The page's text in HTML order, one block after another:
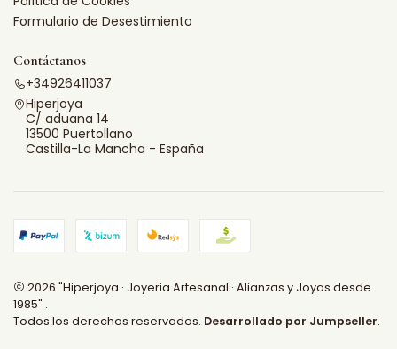
Formulario de Desestimiento
Contáctanos
+34926411037
Hiperjoya
C/ aduana 14
13500 Puertollano
Castilla-La Mancha - España
2026 "Hiperjoya · Joyeria Artesanal · Alianzas y Joyas desde
1985" .
Todos los derechos reservados. Desarrollado por Jumpseller.